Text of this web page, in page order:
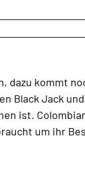
dazu kommt
Black Jack und
ist.
um ihr